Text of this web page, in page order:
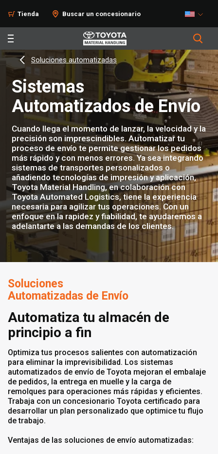
Tienda Buscar un concesionario
Soluciones automatizadas
Sistemas
Automatizados de Envío
Cuando llega el momento de lanzar, la velocidad y la
precisión son imprescindibles. Automatizar tu
proceso de envío te permite gestionar los pedidos
más rápido y con menos errores. Ya sea integrando
sistemas de transportes personalizados o
añadiendo tecnologías de impresión y aplicación,
Toyota Material Handling, en colaboración con
Toyota Automated Logistics, tiene la experiencia
necesaria para agilizar tus operaciones. Con un
enfoque en la rapidez y fiabilidad, te ayudaremos a
adelantarte a las demandas de los clientes.
Soluciones
Automatizadas de Envío
Automatiza tu almacén de
principio a fin
Optimiza tus procesos salientes con automatización
para eliminar la imprevisibilidad. Los sistemas
automatizados de envío de Toyota mejoran el embalaje
de pedidos, la entrega en muelle y la carga de
remolques para operaciones más rápidas y eficientes.
Trabaja con un concesionario Toyota certificado para
desarrollar un plan personalizado que optimice tu flujo
de trabajo.
Ventajas de las soluciones de envío automatizadas: